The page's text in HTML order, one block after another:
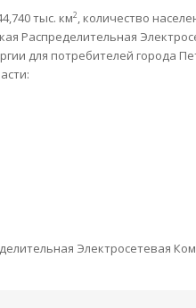
тыс. км2, количество
Распределительная
для потребителей города
Электросетевая